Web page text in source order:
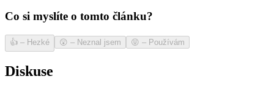
Co si myslíte o tomto článku?
👍 – Hezké 😲 – Neznal jsem 😝 – Používám
Diskuse